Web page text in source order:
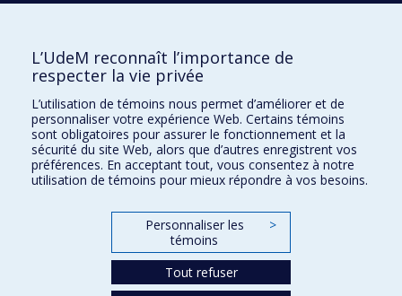
Plan du site
Accessibilité
Gabarits et image de marque
Agenda FMV & calendrier académique
La Faculté de médecine vétérinaire de l'Université de Montréal détient
l'agrément complet de l'AVMAet est membre de l'AAVMC.
L’UdeM reconnaît l’importance de
respecter la vie privée
L’utilisation de témoins nous permet d’améliorer et de
personnaliser votre expérience Web. Certains témoins
sont obligatoires pour assurer le fonctionnement et la
sécurité du site Web, alors que d’autres enregistrent vos
préférences. En acceptant tout, vous consentez à notre
utilisation de témoins pour mieux répondre à vos besoins.
Personnaliser les
témoins
>
Tout refuser